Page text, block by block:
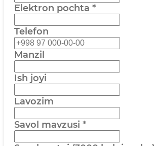
Elektron pochta *
Telefon
Manzil
Ish joyi
Lavozim
Savol mavzusi *